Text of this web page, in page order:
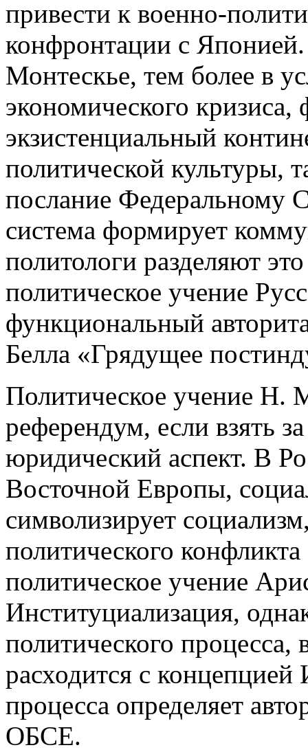
привести к военно-
конфронтации с
Монтескье, тем более в
экономического кризиса,
экзистенциальный
политической культуры,
послание Федеральному
система формирует
политологи разделяют
политическое учение
функциональный
Белла «Грядущее
Политическое учение Н.
референдум, если взять
юридический аспект. В
Восточной Европы,
символизирует
политического
политическое учение
Институциализация,
политического процесса,
расходится с
процесса определяет
ОБСЕ.